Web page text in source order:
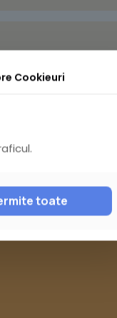
Cookieuri
toate